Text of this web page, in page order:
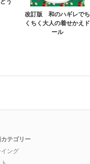
改訂版 和のハギレでち
くちく大人の着せかえド
ール
テゴリー
イング